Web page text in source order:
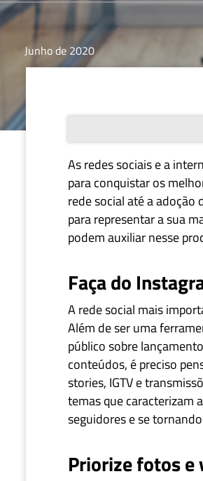
Junho de 2020
As redes sociais e a
para conquistar os
rede social até a
para representar a sua
podem auxiliar nesse
Faça do
A rede social mais
Além de ser uma
público sobre
conteúdos, é preciso
stories, IGTV e
temas que caracterizam
seguidores e se
Priorize fotos e